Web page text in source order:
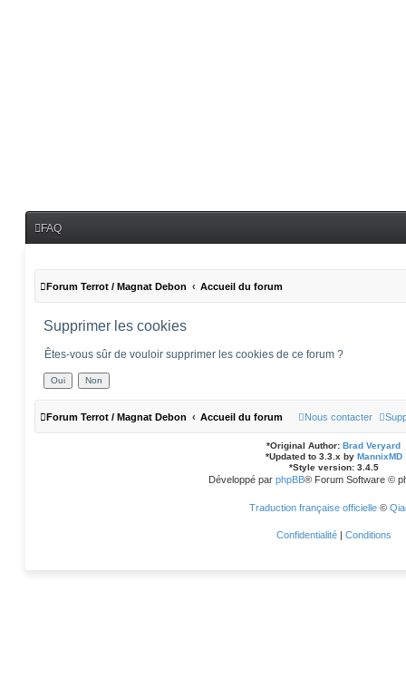
FAQ
Forum Terrot / Magnat Debon Accueil du forum
Supprimer les cookies
Êtes-vous sûr de vouloir supprimer les cookies de ce forum ?
Forum Terrot / Magnat Debon Accueil du forum Nous contacter
*Original Author: Brad Veryard
*Updated to 3.3.x by MannixMD
*Style version: 3.4.5
Développé par phpBB® Forum Software ©
Traduction française officielle©
Confidentialité | Conditions